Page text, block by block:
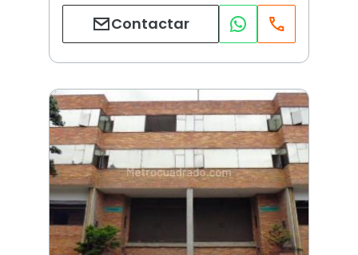
Contactar